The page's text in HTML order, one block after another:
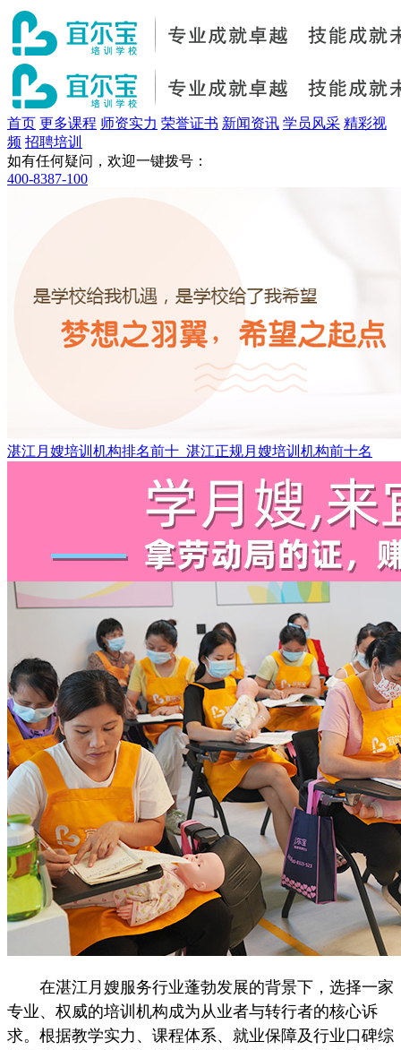
首页 更多课程 师资实力 荣誉证书 新闻资讯 学员风采 精彩视
频 招聘培训
如有任何疑问，欢迎一键拨号：
400-8387-100
湛江月嫂培训机构排名前十_湛江正规月嫂培训机构前十名
在湛江月嫂服务行业蓬勃发展的背景下，选择一家
专业、权威的培训机构成为从业者与转行者的核心诉
求。根据教学实力、课程体系、就业保障及行业口碑综